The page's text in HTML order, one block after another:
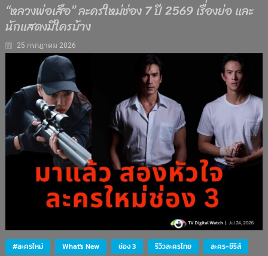
“หลวงพ่อเสือ” ละครใหม่ช่อง 7 ปี 2569 เรื่องย่อ และ
นักแสดงมีใครบ้าง
25 กรกฎาคม 2026
#ละครใหม่ What's New ช่อง 3 รีวิวละครไทย
ละคร-ซีรีส์